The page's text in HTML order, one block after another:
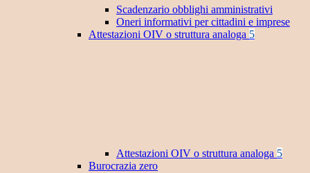
Scadenzario obblighi amministrativi
Oneri informativi per cittadini e imprese
Attestazioni OIV o struttura analoga 5
Attestazioni OIV o struttura analoga 5
Burocrazia zero